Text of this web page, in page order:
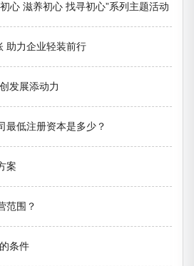
心 滋养初心 找寻初心”系列主题活动
助力企业轻装前行
发展添动力
最低注册资本是多少？
案
范围？
条件